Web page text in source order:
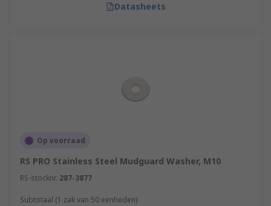
Datasheets
Op voorraad
RS PRO Stainless Steel Mudguard Washer, M10
RS-stocknr. 287-3877
Subtotaal (1 zak van 50 eenheden)